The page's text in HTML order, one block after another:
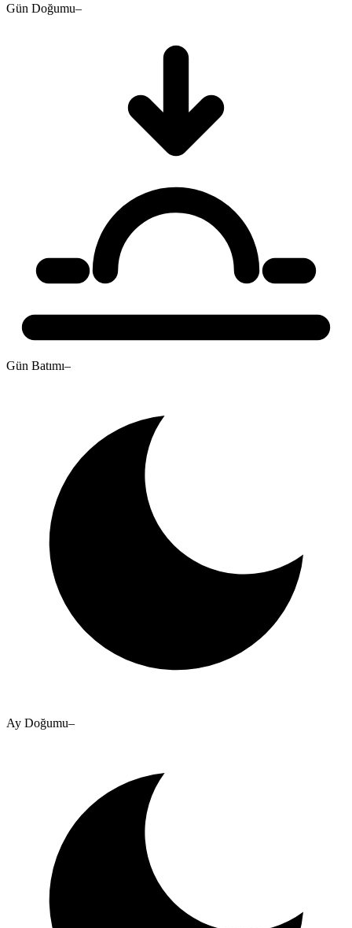
Gün Doğumu–
Gün Batımı–
Ay Doğumu–